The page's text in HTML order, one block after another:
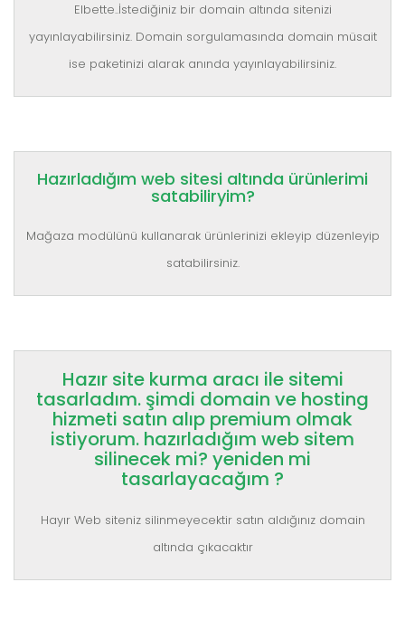
Elbette..İstediğiniz bir domain altında sitenizi
yayınlayabilirsiniz. Domain sorgulamasında domain müsait
ise paketinizi alarak anında yayınlayabilirsiniz.
Hazırladığım web sitesi altında ürünlerimi
satabiliryim?
Mağaza modülünü kullanarak ürünlerinizi ekleyip düzenleyip
satabilirsiniz.
Hazır site kurma aracı ile sitemi
tasarladım. şimdi domain ve hosting
hizmeti satın alıp premium olmak
istiyorum. hazırladığım web sitem
silinecek mi? yeniden mi
tasarlayacağım ?
Hayır Web siteniz silinmeyecektir satın aldığınız domain
altında çıkacaktır